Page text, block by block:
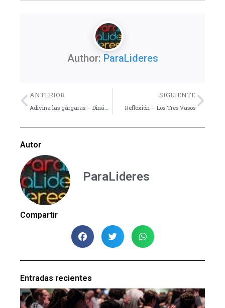
Author: ParaLideres
Previo
ANTERIOR
Adivina las gárgaras – Dinámica
SIGUIENTE
Reflexión – Los Tres Vasos
Autor
ParaLideres
Compartir
Entradas recientes